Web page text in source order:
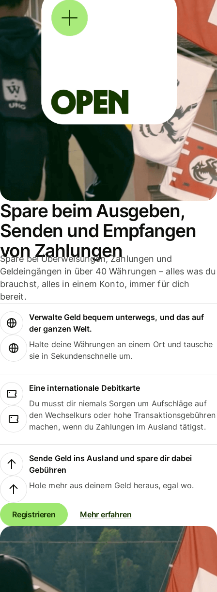
Spare beim Ausgeben,
Senden und Empfangen
von Zahlungen
Spare bei Überweisungen, Zahlungen und
Geldeingängen in über 40 Währungen – alles was du
brauchst, alles in einem Konto, immer für dich
bereit.
Verwalte Geld bequem unterwegs, und das auf
der ganzen Welt.
Halte deine Währungen an einem Ort und tausche
sie in Sekundenschnelle um.
Eine internationale Debitkarte
Du musst dir niemals Sorgen um Aufschläge auf
den Wechselkurs oder hohe Transaktionsgebühren
machen, wenn du Zahlungen im Ausland tätigst.
Sende Geld ins Ausland und spare dir dabei
Gebühren
Hole mehr aus deinem Geld heraus, egal wo.
Registrieren Mehr erfahren